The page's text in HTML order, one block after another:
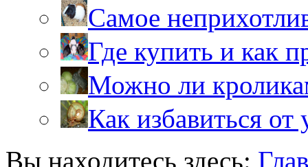
Самое
Где купить и как
Можно ли
Как избавиться от
Вы находитесь здесь: